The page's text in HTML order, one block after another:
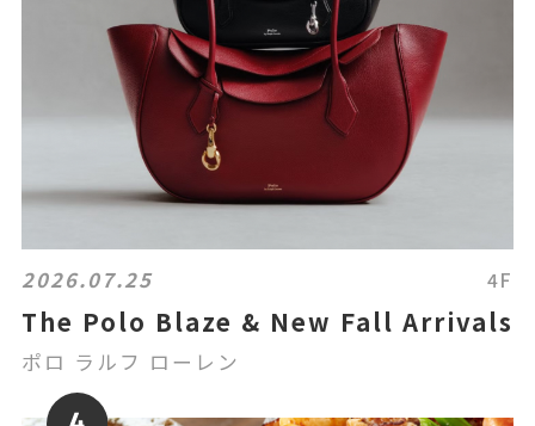
2026.07.25 4F
The Polo Blaze & New Fall Arrivals
ポロ ラルフ ローレン